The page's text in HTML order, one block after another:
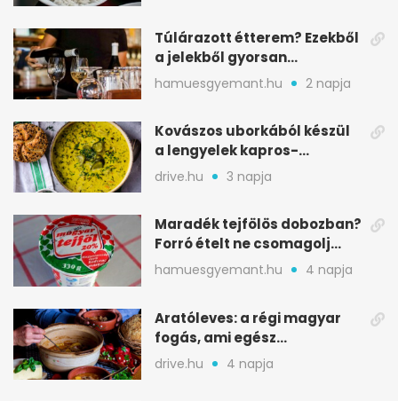
Túlárazott étterem? Ezekből
a jelekből gyorsan
észreveheted
hamuesgyemant.hu 2 napja
Kovászos uborkából készül
a lengyelek kapros-
savanykás levese
drive.hu 3 napja
Maradék tejfölös dobozban?
Forró ételt ne csomagolj
ilyen tégelybe
hamuesgyemant.hu 4 napja
Aratóleves: a régi magyar
fogás, ami egész
csapatokat jóllakatott
drive.hu 4 napja